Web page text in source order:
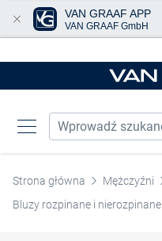
Strona główna Mężczyźni
Bluzy rozpinane i nierozpinane
VAN GRAAF APP
VAN GRAAF GmbH